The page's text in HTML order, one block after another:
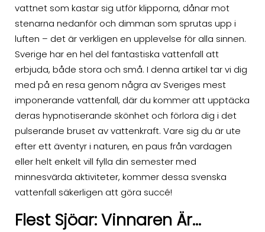
vattnet som kastar sig utför klipporna, dånar mot
stenarna nedanför och dimman som sprutas upp i
luften – det är verkligen en upplevelse för alla sinnen.
Sverige har en hel del fantastiska vattenfall att
erbjuda, både stora och små. I denna artikel tar vi dig
med på en resa genom några av Sveriges mest
imponerande vattenfall, där du kommer att upptäcka
deras hypnotiserande skönhet och förlora dig i det
pulserande bruset av vattenkraft. Vare sig du är ute
efter ett äventyr i naturen, en paus från vardagen
eller helt enkelt vill fylla din semester med
minnesvärda aktiviteter, kommer dessa svenska
vattenfall säkerligen att göra succé!
Flest Sjöar: Vinnaren Är...